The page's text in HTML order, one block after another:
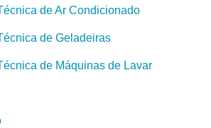
de Ar Condicionado
de Geladeiras
de Máquinas de Lavar